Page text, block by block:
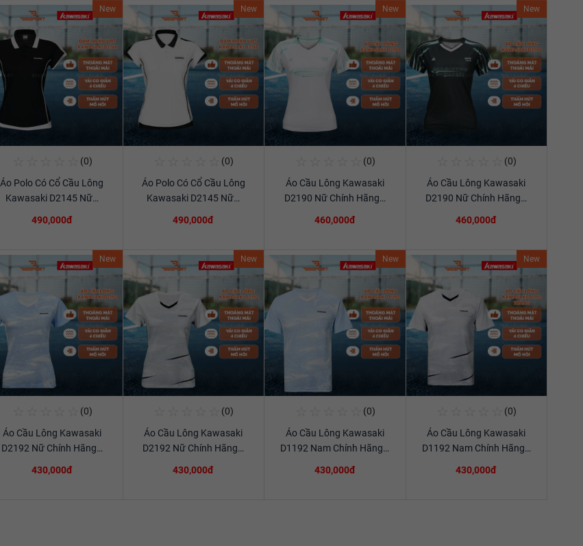
New
(0)
Áo Polo Có Cổ Cầu Lông
Kawasaki D2145 Nữ…
490,000đ
New
(0)
Áo Polo Có Cổ Cầu Lông
Kawasaki D2145 Nữ…
490,000đ
New
Xem chi tiết
(0)
Áo Cầu Lông Kawasaki
D2190 Nữ Chính Hãng…
460,000đ
New
Xem chi tiết
(0)
Áo Cầu Lông Kawasaki
D2190 Nữ Chính Hãng…
460,000đ
New
Xem chi tiết
(0)
Áo Cầu Lông Kawasaki
D2192 Nữ Chính Hãng…
430,000đ
New
Xem chi tiết
(0)
Áo Cầu Lông Kawasaki
D2192 Nữ Chính Hãng…
430,000đ
New
Xem chi tiết
(0)
Áo Cầu Lông Kawasaki
D1192 Nam Chính Hãng…
430,000đ
New
Xem chi tiết
(0)
Áo Cầu Lông Kawasaki
D1192 Nam Chính Hãng…
430,000đ